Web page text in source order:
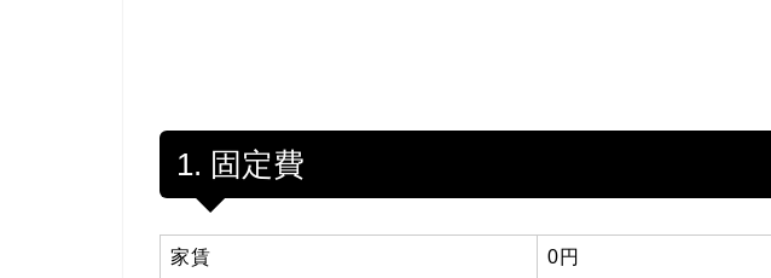
1. 固定費
家賃 0円